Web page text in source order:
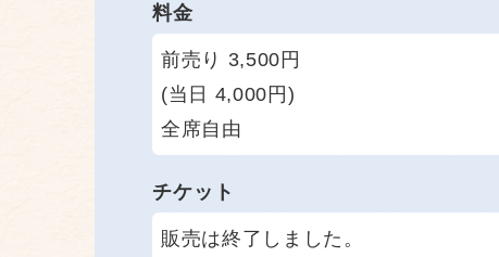
料金
前売り 3,500円
(当日 4,000円)
全席自由
チケット
販売は終了しました。